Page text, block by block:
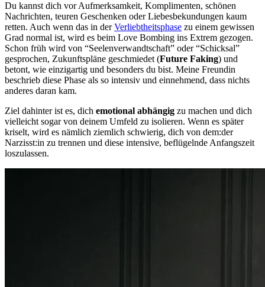
Du kannst dich vor Aufmerksamkeit, Komplimenten, schönen
Nachrichten, teuren Geschenken oder Liebesbekundungen kaum
retten. Auch wenn das in derVerliebtheitsphase zu einem gewissen
Grad normal ist, wird es beim Love Bombing ins Extrem gezogen.
Schon früh wird von “Seelenverwandtschaft” oder “Schicksal”
gesprochen, Zukunftspläne geschmiedet (Future Faking) und
betont, wie einzigartig und besonders du bist. Meine Freundin
beschrieb diese Phase als so intensiv und einnehmend, dass nichts
anderes daran kam.
Ziel dahinter ist es, dich emotional abhängig zu machen und dich
vielleicht sogar von deinem Umfeld zu isolieren. Wenn es später
kriselt, wird es nämlich ziemlich schwierig, dich von dem:der
Narzisst:in zu trennen und diese intensive, beflügelnde Anfangszeit
loszulassen.